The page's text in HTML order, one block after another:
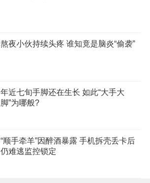
熬夜小伙持续头疼 谁知竟是脑炎“偷袭”
年近七旬手脚还在生长 如此“大手大
脚”为哪般?
“顺手牵羊”因醉酒暴露 手机拆壳丢卡后
仍难逃监控锁定